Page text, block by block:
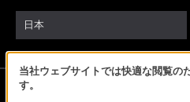
当社ウェブサイトでは快適な閲覧の
す。
日本
ソニーストアでのお買い物にあ